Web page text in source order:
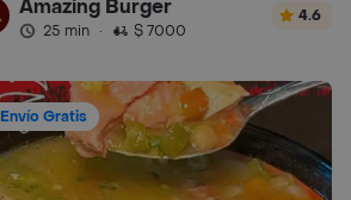
Amazing Burger
25 min · $ 7000
4.6
Envío Gratis